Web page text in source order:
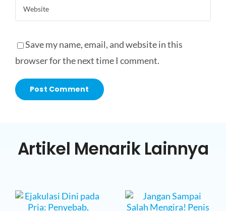
Save my name, email, and website in this
browser for the next time I comment.
Artikel Menarik Lainnya